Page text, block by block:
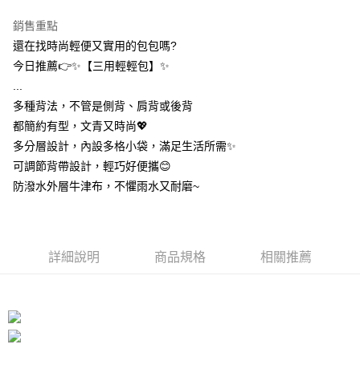
匯豐（台灣）商業銀行
聯邦商業銀行
元大商業銀行
台灣樂天信用卡公司
街口支付
悠遊付
AFTEE先享後付
相關說明
【關於「AFTEE先享後付」】
AFTEE先享後付是「在收到商品之後才付款」的支付方式。 讓您購物簡單
便利好安心！
１．簡單：不需註冊會員、不需綁卡、不需儲值。
２．便利：只要手機號碼，簡訊認證，即可結帳。
結帳頁面，進行簡訊認證並確認金額後，即可完成結帳。
※ 請注意：結帳手續完成當下不需立刻繳費，但若您需要取消訂單，請聯絡
購買商品的店家。未經商家同意取消之訂單仍視為有效，需透過AFTEE先享
ATM付款
運送方式
付款後全家取貨
7-11取貨付款
每筆NT$60，滿NT$399(含以上)免運費
銷售重點
還在找時尚輕便又實用的包包嗎?
今日推薦👉✨【三用輕輕包】✨
多種背法，不管是側背、肩背或後背
都簡約有型，文青又時尚💖
多分層設計，內設多格小袋，滿足生活所需✨
可調節背帶設計，輕巧好便攜😊
防潑水外層牛津布，不懼雨水又耐磨~
詳細說明 商品規格 相關推薦